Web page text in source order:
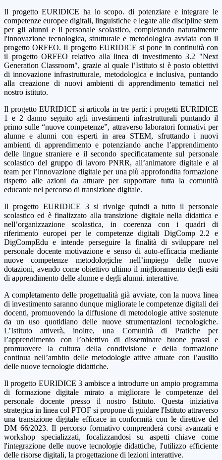
Il progetto EURIDICE ha lo scopo. di potenziare e integrare le
competenze europee digitali, linguistiche e legate alle discipline stem
per gli alunni e il personale scolastico, completando naturalmente
l'innovazione tecnologica, strutturale e metodologica avviata con il
progetto ORFEO. Il progetto EURIDICE si pone in continuità con
il progetto ORFEO relativo alla linea di investimento 3.2 "Next
Generation Classroom", grazie al quale l’Istituto si è posto obiettivi
di innovazione infrastrutturale, metodologica e inclusiva, puntando
alla creazione di nuovi ambienti di apprendimento tematici nel
nostro istituto.
Il progetto EURIDICE si articola in tre parti: i progetti EURIDICE
1 e 2 danno seguito agli investimenti infrastrutturali puntando il
primo sulle “nuove competenze”, attraverso laboratori formativi per
alunne e alunni con esperti in area STEM, sfruttando i nuovi
ambienti di apprendimento e potenziando anche l’apprendimento
delle lingue straniere e il secondo specificatamente sul personale
scolastico del gruppo di lavoro PNRR, all’animatore digitale e al
team per l’innovazione digitale per una più approfondita formazione
rispetto alle azioni da attuare per supportare tutta la comunità
educante nel percorso di transizione digitale.
Il progetto EURIDICE 3 si rivolge quindi a tutto il personale
scolastico ed è finalizzato alla transizione digitale nella didattica e
nell’organizzazione scolastica, in coerenza con i quadri di
riferimento europei per le competenze digitali DigComp 2.2 e
DigCompEdu e intende perseguire la finalità di sviluppare nel
personale docente motivazione e senso di auto-efficacia mediante
nuove competenze metodologiche nell’impiego delle nuove
dotazioni, avendo come obiettivo ultimo il miglioramento degli esiti
di apprendimento delle alunne e degli alunni. interattive.
A completamento delle progettualità già avviate, con la nuova linea
di investimento saranno dunque migliorate le competenze digitali dei
docenti, promuovendo la diffusione di metodologie attive sostenute
da un uso quotidiano delle nuove strumentazioni tecnologiche.
L’Istituto attiverà, inoltre, una Comunità di Pratiche per
l’apprendimento con l’obiettivo di disseminare buone prassi e
promuovere la cultura della condivisione e della formazione
continua nell’ambito delle metodologie attive attuate con l’ausilio
delle nuove tecnologie didattiche.
Il progetto EURIDICE 3 ambisce a introdurre un ampio programma
di formazione digitale mirato a migliorare le competenze del
personale docente presso il nostro Istituto. Questa iniziativa
strategica in linea col PTOF si propone di guidare l'Istituto attraverso
una transizione digitale efficace in conformità con le direttive del
DM 66/2023. Il percorso formativo comprenderà corsi avanzati e
workshop specializzati, focalizzandosi su aspetti chiave come
l'integrazione delle nuove tecnologie didattiche, l'utilizzo efficiente
delle risorse digitali, la progettazione di lezioni interattive.